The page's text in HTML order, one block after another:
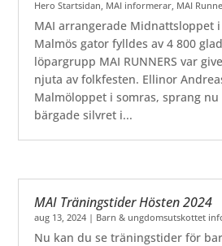
Hero Startsidan, MAI informerar, MAI
MAI arrangerade Midnattsloppet
Malmös gator fylldes av 4 800
löpargrupp MAI RUNNERS var
njuta av folkfesten. Ellinor
Malmöloppet i somras, sprang
bärgade silvret i...
MAI Träningstider Hösten 2024
aug 13, 2024 | Barn & ungdomsutskottet
Nu kan du se träningstider för